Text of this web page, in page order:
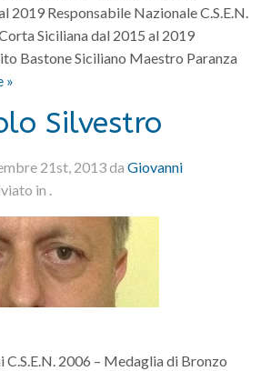
2019 Responsabile Nazionale C.S.E.N.
Siciliana dal 2015 al 2019
Bastone Siciliano Maestro Paranza
»
Silvestro
21st, 2013da Giovanni
in .
2006 – Medaglia di Bronzo